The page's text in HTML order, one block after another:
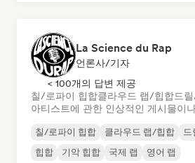
La Science du Rap
언론사/기자
< 100개의 답변 제공
칠/로파이 힙합클라우드 랩/힙합드
아티스트에 관한 인상적인 게시물이
칠/로파이 힙합 클라우드 랩/힙합 드
힙합
기악 힙합 국제 랩 영어 랩